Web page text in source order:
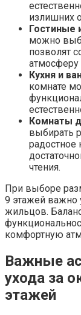
излишних
Гостиные
можно
позволят
Кухня и
комнате
Комнаты
выбирать
радостное
чтения.​
При выборе
9 этажей важно
жильцов.​
комфортную
Важные
ухода за
этажей